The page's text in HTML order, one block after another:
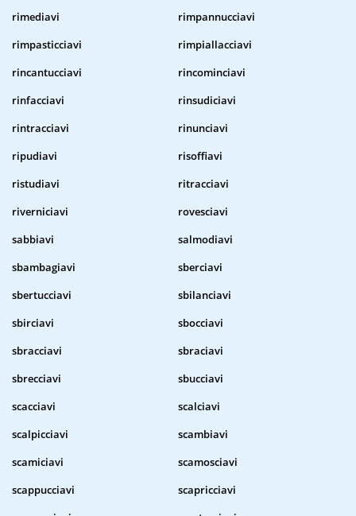
rimediavi
rimpannucciavi
rimpasticciavi
rimpiallacciavi
rincantucciavi
rincominciavi
rinfacciavi
rinsudiciavi
rintracciavi
rinunciavi
ripudiavi
risoffiavi
ristudiavi
ritracciavi
riverniciavi
rovesciavi
sabbiavi
salmodiavi
sbambagiavi
sberciavi
sbertucciavi
sbilanciavi
sbirciavi
sbocciavi
sbracciavi
sbraciavi
sbrecciavi
sbucciavi
scacciavi
scalciavi
scalpicciavi
scambiavi
scamiciavi
scamosciavi
scappucciavi
scapricciavi